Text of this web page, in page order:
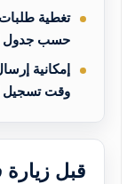
تغطية
حسب جدول
إمكانية
وقت تسجيل
قبل